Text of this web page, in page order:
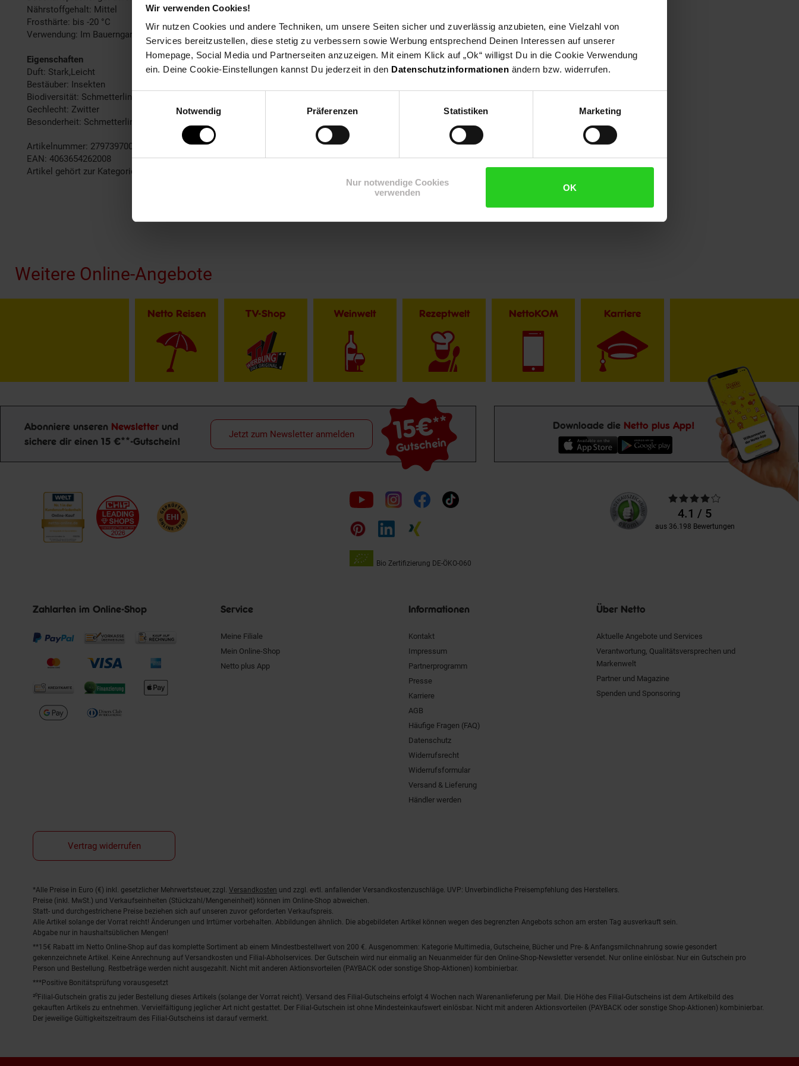
Wir verwenden Cookies!
Wir nutzen Cookies und andere Techniken, um unsere Seiten sicher und zuverlässig anzubieten, eine Vielzahl von
Services bereitzustellen, diese stetig zu verbessern sowie Werbung entsprechend Deinen Interessen auf unserer
Homepage, Social Media und Partnerseiten anzuzeigen. Mit einem Klick auf „Ok“ willigst Du in die Cookie Verwendung
ein. Deine Cookie-Einstellungen kannst Du jederzeit in den Datenschutzinformationen ändern bzw. widerrufen.
Notwendig
Präferenzen Statistiken Marketing
Nur notwendige Cookies
verwenden
OK
Nährstoffgehalt: Mittel
Frosthärte: bis -20 °C
Verwendung: Im Bauerngarten,Solitärpflanzung, Bienenweide, Blütenhecke, Trockenresistent, Schmetterlingsgarten
Eigenschaften
Duft: Stark,Leicht
Bestäuber: Insekten
Biodiversität: Schmetterlingsmagnet
Gechlecht: Zwitter
Besonderheit: Schmetterlingsmagnet
Artikelnummer: 2797397000
EAN: 4063654262008
Artikel gehört zur Kategorie:
Weitere Online-Angebote
Netto Reisen TV-Shop Weinwelt Rezeptwelt NettoKOM Karriere
Newsletter Anmeldung
Abonniere unseren Newsletter und
sichere dir einen 15 €**-Gutschein!
15€**
Gutschein
Jetzt zum Newsletter anmelden
Downloade die Netto plus App!
Folge
uns
auf
Bio Zertifizierung DE-ÖKO-060
Unsere
Kundenbewertungen
Durchschnittliche
Bewertungen4.1 / 5
aus 36.198 Bewertungen
Zahlarten im Online-Shop Service
Meine Filiale
Mein Online-Shop
Netto plus App
Informationen
Kontakt
Impressum
Partnerprogramm
Presse
Karriere
AGB
Häufige Fragen (FAQ)
Datenschutz
Widerrufsrecht
Widerrufsformular
Versand & Lieferung
Händler werden
Über Netto
Aktuelle Angebote und Services
Verantwortung, Qualitätsversprechen und
Markenwelt
Partner und Magazine
Spenden und Sponsoring
Vertrag widerrufen
Fußnoten
*Alle Preise in Euro (€) inkl. gesetzlicher Mehrwertsteuer, zzgl. Versandkosten und zzgl. evtl. anfallender Versandkostenzuschläge. UVP: Unverbindliche Preisempfehlung des Herstellers.
Preise (inkl. MwSt.) und Verkaufseinheiten (Stückzahl/Mengeneinheit) können im Online-Shop abweichen.
Statt- und durchgestrichene Preise beziehen sich auf unseren zuvor geforderten Verkaufspreis.
Alle Artikel solange der Vorrat reicht! Änderungen und Irrtümer vorbehalten. Abbildungen ähnlich. Die abgebildeten Artikel können wegen des begrenzten Angebots schon am ersten Tag ausverkauft sein.
Abgabe nur in haushaltsüblichen Mengen!
**15€ Rabatt im Netto Online-Shop auf das komplette Sortiment ab einem Mindestbestellwert von 200 €. Ausgenommen: Kategorie Multimedia, Gutscheine, Bücher und Pre- & Anfangsmilchnahrung sowie gesondert
gekennzeichnete Artikel. Keine Anrechnung auf Versandkosten und Filial-Abholservices. Der Gutschein wird nur einmalig an Neuanmelder für den Online-Shop-Newsletter versendet. Nur online einlösbar. Nur ein Gutschein pro
Person und Bestellung. Restbeträge werden nicht ausgezahlt. Nicht mit anderen Aktionsvorteilen (PAYBACK oder sonstige Shop-Aktionen) kombinierbar.
***Positive Bonitätsprüfung vorausgesetzt
²⁰Filial-Gutschein gratis zu jeder Bestellung dieses Artikels (solange der Vorrat reicht). Versand des Filial-Gutscheins erfolgt 4 Wochen nach Warenanlieferung per Mail. Die Höhe des Filial-Gutscheins ist dem Artikelbild des
gekauften Artikels zu entnehmen. Vervielfältigung jeglicher Art nicht gestattet. Der Filial-Gutschein ist ohne Mindesteinkaufswert einlösbar. Nicht mit anderen Aktionsvorteilen (PAYBACK oder sonstige Shop-Aktionen) kombinierbar.
Der jeweilige Gültigkeitszeitraum des Filial-Gutscheins ist darauf vermerkt.